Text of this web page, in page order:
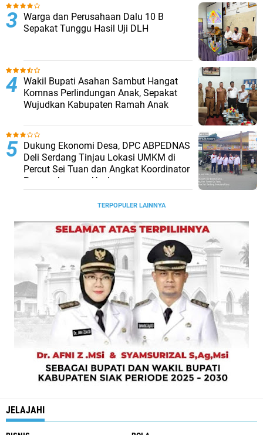
Warga dan Perusahaan Dalu 10 B
Sepakat Tunggu Hasil Uji DLH
Wakil Bupati Asahan Sambut Hangat
Komnas Perlindungan Anak, Sepakat
Wujudkan Kabupaten Ramah Anak
Dukung Ekonomi Desa, DPC ABPEDNAS
Deli Serdang Tinjau Lokasi UMKM di
Percut Sei Tuan dan Angkat Koordinator
Pengembangan Usaha
TERPOPULER LAINNYA
JELAJAHI